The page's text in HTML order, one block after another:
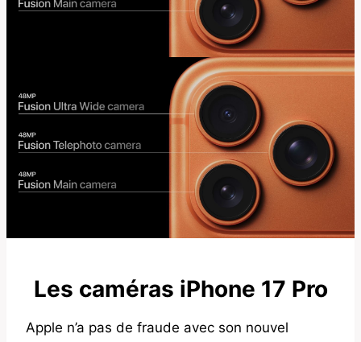
Les caméras iPhone 17 Pro
Apple n’a pas de fraude avec son nouvel